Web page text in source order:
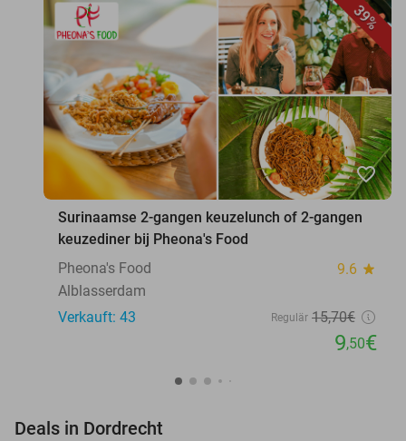
39%
favorite_border
Surinaamse 2-gangen keuzelunch of 2-gangen
keuzediner bij Pheona's Food
Pheona's Food
9.6 star
Alblasserdam
Verkauft: 43
Regulär 15,70€
9,50€
Deals in Dordrecht